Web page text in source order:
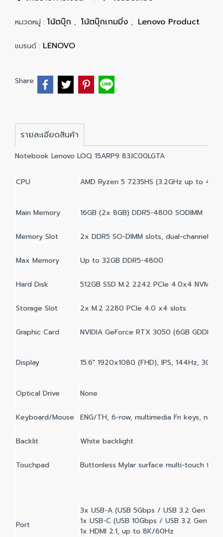
หมวดหมู่ : โน้ตบุ๊ก , โน้ตบุ๊กเกมมิ่ง , Lenovo Product
แบรนด์ : LENOVO
Share
รายละเอียดสินค้า
Notebook Lenovo LOQ 15ARP9 83JC00LGTA
CPU AMD Ryzen 5 7235HS (3.2GHz up to
Main Memory 16GB (2x 8GB) DDR5-4800 SODIMM
Memory Slot 2x DDR5 SO-DIMM slots, dual-channel
Max Memory Up to 32GB DDR5-4800
Hard Disk 512GB SSD M.2 2242 PCIe 4.0x4 NVMe
Storage Slot 2x M.2 2280 PCIe 4.0 x4 slots
Graphic Card NVIDIA GeForce RTX 3050 (6GB GDDR6)
Display 15.6" 1920x1080 (FHD), IPS, 144Hz,
Optical Drive None
Keyboard/Mouse ENG/TH, 6-row, multimedia Fn keys,
Backlit White backlight
Touchpad Buttonless Mylar surface multi-touch
Port
3x USB-A (USB 5Gbps / USB 3.2 Gen 1)
1x USB-C (USB 10Gbps / USB 3.2 Gen
1x HDMI 2.1, up to 8K/60Hz